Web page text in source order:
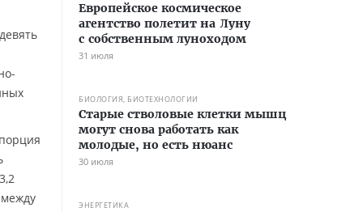
Европейское космическое
агентство полетит на Луну
с собственным луноходом
31 июля
БИОЛОГИЯ, БИОТЕХНОЛОГИИ
Старые стволовые клетки мышц
могут снова работать как
молодые, но есть нюанс
30 июля
ЭНЕРГЕТИКА